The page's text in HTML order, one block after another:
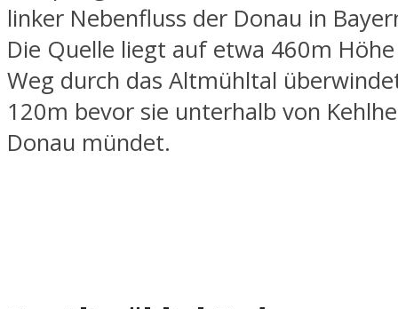
linker Nebenfluss der Donau in
Die Quelle liegt auf etwa 460m
Weg durch das Altmühltal
120m bevor sie unterhalb von
Donau mündet.